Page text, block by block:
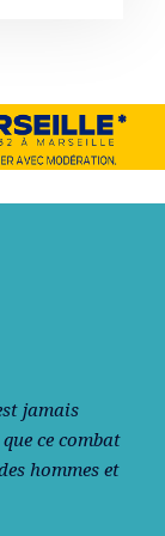
jamais
ce combat
hommes et